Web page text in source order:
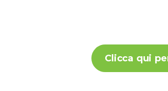
Clicca qui